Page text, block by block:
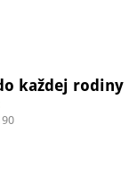
každej rodiny